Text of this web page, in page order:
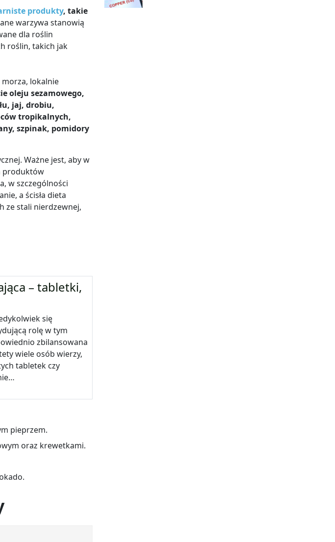
produkty, takie
warzywa stanowią
dla roślin
roślin, takich jak
lokalnie
oleju sezamowego,
jaj, drobiu,
tropikalnych,
szpinak, pomidory
Ważne jest, aby w
produktów
w szczególności
a ścisła dieta
ze stali nierdzewnej,
– tabletki,
się
rolę w tym
zbilansowana
wiele osób wierzy,
tabletek czy
pieprzem.
oraz krewetkami.